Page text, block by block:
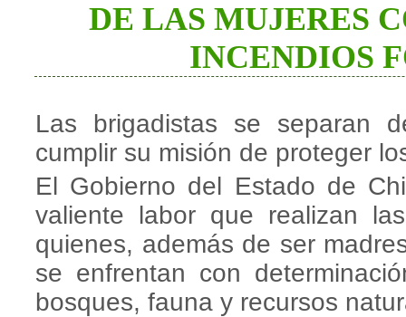
DE LAS MUJERES
INCENDIOS
Las brigadistas se separan
cumplir su misión de proteger
El Gobierno del Estado de
valiente labor que realizan
quienes, además de ser
se enfrentan con
bosques, fauna y recursos